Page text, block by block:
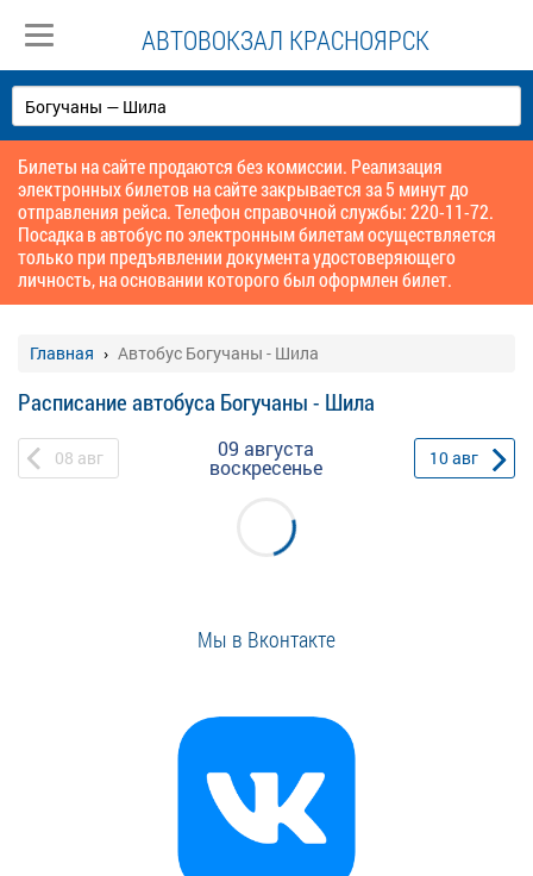
АВТОВОКЗАЛ КРАСНОЯРСК
Билеты на сайте продаются без комиссии. Реализация
электронных билетов на сайте закрывается за 5 минут до
отправления рейса. Телефон справочной службы: 220-11-72.
Посадка в автобус по электронным билетам осуществляется
только при предъявлении документа удостоверяющего
личность, на основании которого был оформлен билет.
Главная Автобус Богучаны - Шила
Расписание автобуса Богучаны - Шила
08 авг 09 августа
воскресенье 10авг
Мы в Вконтакте